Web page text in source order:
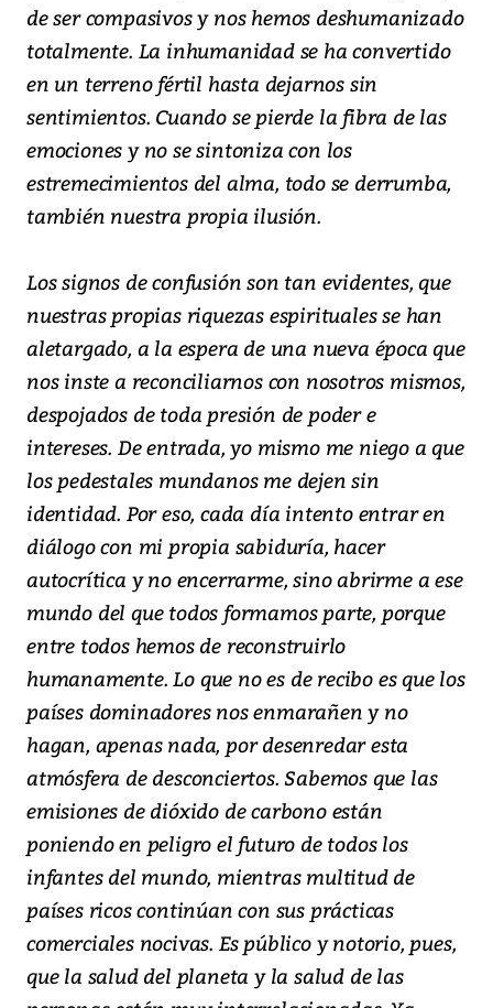
de ser compasivos y nos hemos deshumanizado
totalmente. La inhumanidad se ha convertido
en un terreno fértil hasta dejarnos sin
sentimientos. Cuando se pierde la fibra de las
emociones y no se sintoniza con los
estremecimientos del alma, todo se derrumba,
también nuestra propia ilusión.
Los signos de confusión son tan evidentes, que
nuestras propias riquezas espirituales se han
aletargado, a la espera de una nueva época que
nos inste a reconciliarnos con nosotros mismos,
despojados de toda presión de poder e
intereses. De entrada, yo mismo me niego a que
los pedestales mundanos me dejen sin
identidad. Por eso, cada día intento entrar en
diálogo con mi propia sabiduría, hacer
autocrítica y no encerrarme, sino abrirme a ese
mundo del que todos formamos parte, porque
entre todos hemos de reconstruirlo
humanamente. Lo que no es de recibo es que los
países dominadores nos enmarañen y no
hagan, apenas nada, por desenredar esta
atmósfera de desconciertos. Sabemos que las
emisiones de dióxido de carbono están
poniendo en peligro el futuro de todos los
infantes del mundo, mientras multitud de
países ricos continúan con sus prácticas
comerciales nocivas. Es público y notorio, pues,
que la salud del planeta y la salud de las